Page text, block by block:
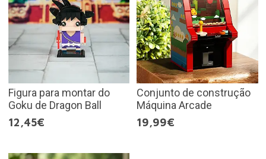
Figura para montar do
Goku de Dragon Ball
12,45€
Conjunto de construção
Máquina Arcade
19,99€